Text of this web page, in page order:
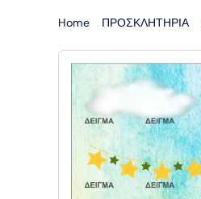
Home ΠΡΟΣΚΛΗΤΗΡΙΑ